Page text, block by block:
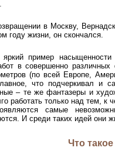
в Москву,
году жизни, он скончался.
пример
в совершенно различных
(по всей Европе,
что подчеркивал и
– те же фантазеры и
работать только над тем,
самые
И среди таких идей они
Что